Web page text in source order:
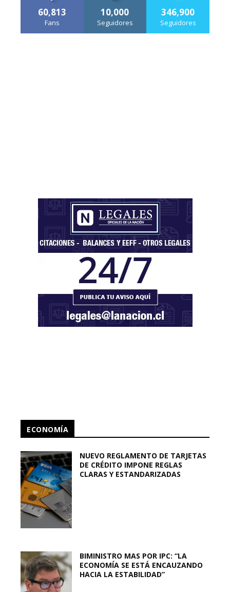
60,813
Fans
10,000
Seguidores
346,900
Seguidores
ECONOMÍA
NUEVO REGLAMENTO DE TARJETAS
DE CRÉDITO IMPONE REGLAS
CLARAS Y ESTANDARIZADAS
BIMINISTRO MAS POR IPC: “LA
ECONOMÍA SE ESTÁ ENCAUZANDO
HACIA LA ESTABILIDAD”